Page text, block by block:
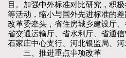
目。加强中外标准对比研究，积
等活动，缩小与国外先进标准的
改革委牵头，省住房城乡建设厅、
省交通运输厅、省水利厅、省通
石家庄中心支行、河北银监局、
三、推进重点事项改革